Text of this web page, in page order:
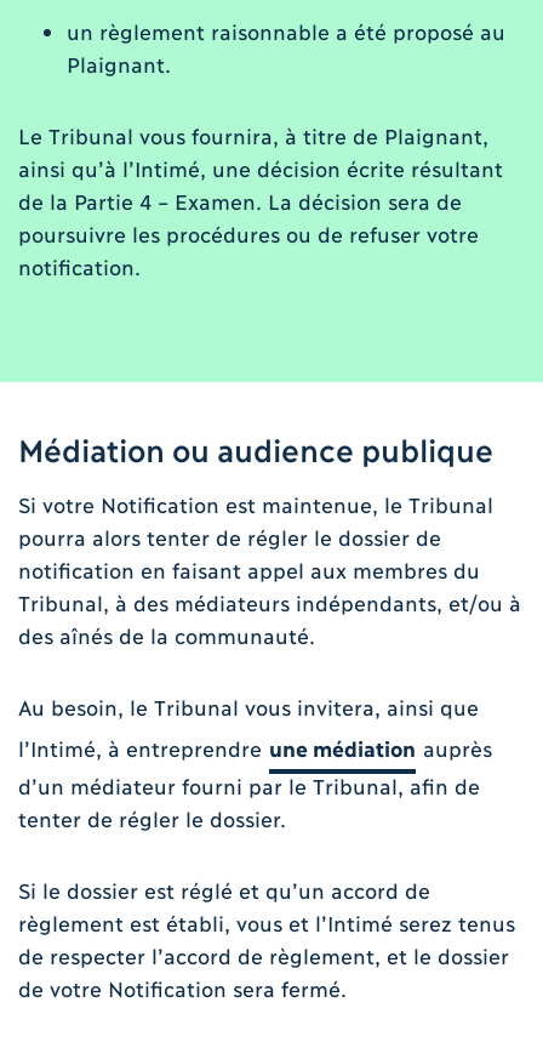
un règlement raisonnable a été proposé au
Plaignant.
Le Tribunal vous fournira, à titre de Plaignant,
ainsi qu’à l’Intimé, une décision écrite résultant
de la Partie 4 – Examen. La décision sera de
poursuivre les procédures ou de refuser votre
notification.
Médiation ou audience publique
Si votre Notification est maintenue, le Tribunal
pourra alors tenter de régler le dossier de
notification en faisant appel aux membres du
Tribunal, à des médiateurs indépendants, et/ou à
des aînés de la communauté.
Au besoin, le Tribunal vous invitera, ainsi que
l’Intimé, à entreprendre une médiation auprès
d’un médiateur fourni par le Tribunal, afin de
tenter de régler le dossier.
Si le dossier est réglé et qu’un accord de
règlement est établi, vous et l’Intimé serez tenus
de respecter l’accord de règlement, et le dossier
de votre Notification sera fermé.